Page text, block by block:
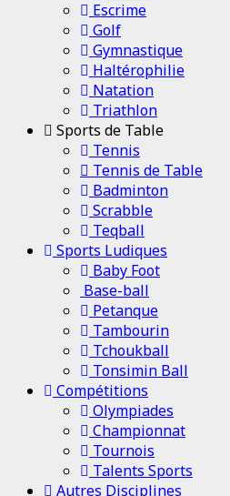
Escrime
Golf
Gymnastique
Haltérophilie
Natation
Triathlon
Sports de Table
Tennis
Tennis de Table
Badminton
Scrabble
Teqball
Sports Ludiques
Baby Foot
Base-ball
Petanque
Tambourin
Tchoukball
Tonsimin Ball
Compétitions
Olympiades
Championnat
Tournois
Talents Sports
Autres Disciplines